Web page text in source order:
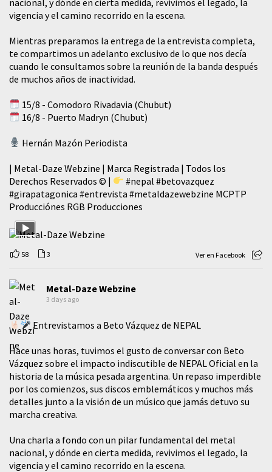
vigencia y el camino recorrido en la escena.
Mientras preparamos la entrega de la entrevista completa,
te compartimos un adelanto exclusivo de lo que nos decía
cuando le consultamos sobre la reunión de la banda después
de muchos años de inactividad.
15/8 - Comodoro Rivadavia (Chubut)
16/8 - Puerto Madryn (Chubut)
Hernán Mazón Periodista
| Metal-Daze Webzine | Marca Registrada | Todos los
Derechos Reservados © |
#nepal #betovazquez
#girapatagonica #entrevista #metaldazewebzine MCPTP
Producciónes RGB Producciones
58 3 Ver en Facebook
Metal-Daze Webzine
3 days ago
Entrevistamos a Beto Vázquez de NEPAL
Hace unas horas, tuvimos el gusto de conversar con Beto
Vázquez sobre el impacto indiscutible de NEPAL Oficial en la
historia de la música pesada argentina. Un repaso imperdible
por los comienzos, sus discos emblemáticos y muchos más
detalles junto a la visión de un músico que jamás detuvo su
marcha creativa.
​Una charla a fondo con un pilar fundamental del metal
nacional, y dónde en cierta medida, revivimos el legado, la
vigencia y el camino recorrido en la escena.